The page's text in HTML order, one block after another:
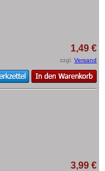
1,49 €
zzgl. Versand
3,99 €